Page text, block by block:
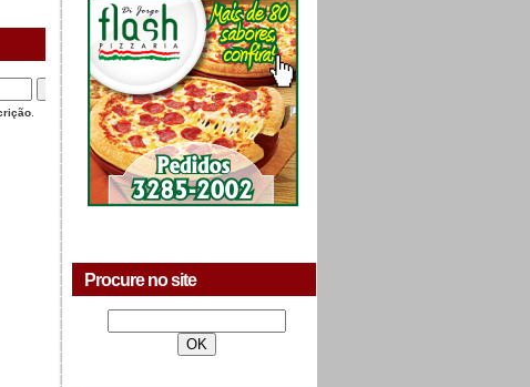
Procure no site